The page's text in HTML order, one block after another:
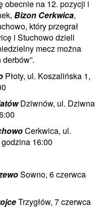
obecnie na 12. pozycji i
Bizon Cerkwica,
który przegrał
i Stuchowo dzieli
mecz można
Płoty, ul. Koszalińska 1,
Dziwnów, ul. Dziwna
Cerkwica, ul.
16:00
Sowno, 6 czerwca
Trzygłów, 7 czerwca